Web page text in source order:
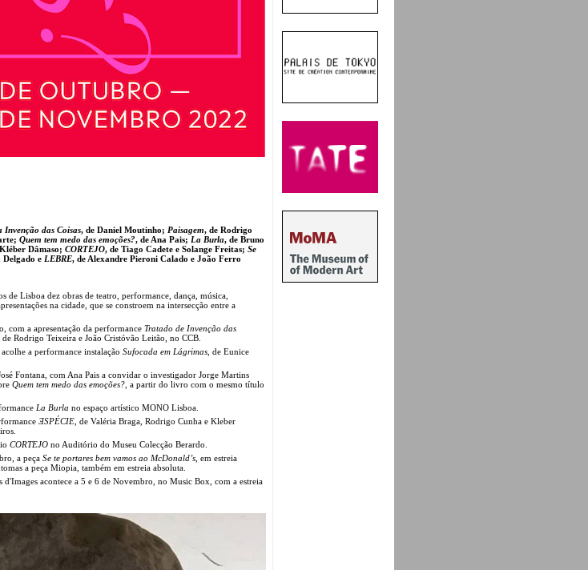
Invenção das Coisas, de Daniel Moutinho; Paisagem, de Rodrigo
Quem tem medo das emoções?, de Ana Pais; La Burla, de Bruno
Dâmaso; CORTEJO, de Tiago Cadete e Solange Freitas; Se
e LEBRE, de Alexandre Pieroni Calado e João Ferro
de Lisboa dez obras de teatro, performance, dança, música,
na cidade, que se constroem na intersecção entre a
com a apresentação da performance Tratado de Invenção das
Rodrigo Teixeira e João Cristóvão Leitão, no CCB.
a performance instalação Sufocada em Lágrimas , de Eunice
Fontana, com Ana Pais a convidar o investigador Jorge Martins
Quem tem medo das emoções? , a partir do livro com o mesmo título
La Burla no espaço artístico MONO Lisboa.
ƎSPÉCIE , de Valéria Braga, Rodrigo Cunha e Kleber
CORTEJO no Auditório do Museu Colecção Berardo.
a peça Se te portares bem vamos ao McDonald’s , em estreia
a peça Miopia, também em estreia absoluta.
acontece a 5 e 6 de Novembro, no Music Box, com a estreia